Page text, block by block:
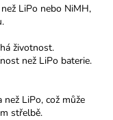
LiPo nebo NiMH,
životnost.
než LiPo baterie.
LiPo, což může
střelbě.